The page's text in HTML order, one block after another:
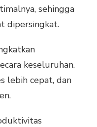
sehingga
dipersingkat.
keseluruhan.
lebih cepat, dan